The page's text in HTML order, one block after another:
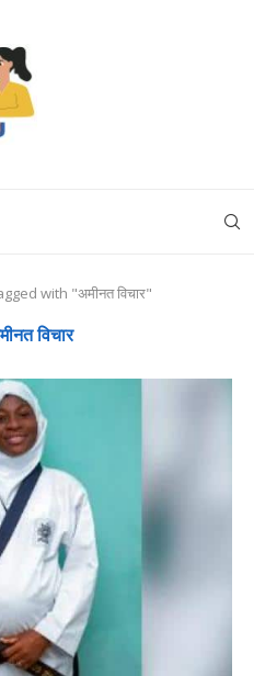
with "अमीनत विचार"
विचार